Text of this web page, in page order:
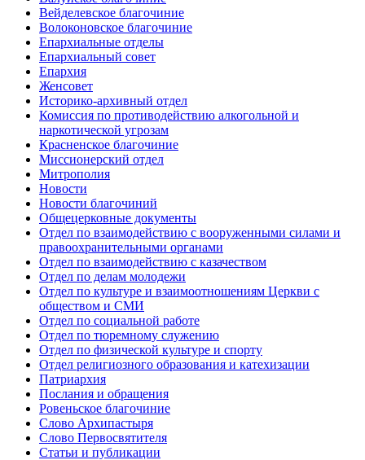
Вейделевское благочиние
Волоконовское благочиние
Епархиальные отделы
Епархиальный совет
Епархия
Женсовет
Историко-архивный отдел
Комиссия по противодействию алкогольной и
наркотической угрозам
Красненское благочиние
Миссионерский отдел
Митрополия
Новости
Новости благочиний
Общецерковные документы
Отдел по взаимодействию с вооруженными силами и
правоохранительными органами
Отдел по взаимодействию с казачеством
Отдел по делам молодежи
Отдел по культуре и взаимоотношениям Церкви с
обществом и СМИ
Отдел по социальной работе
Отдел по тюремному служению
Отдел по физической культуре и спорту
Отдел религиозного образования и катехизации
Патриархия
Послания и обращения
Ровеньское благочиние
Слово Архипастыря
Слово Первосвятителя
Статьи и публикации